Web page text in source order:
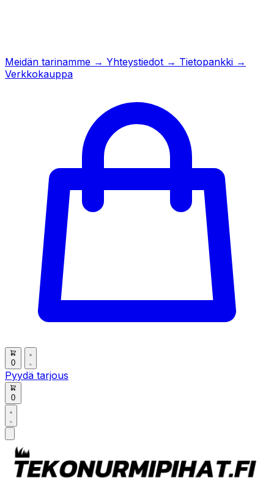
Meidän tarinamme → Yhteystiedot → Tietopankki →
Verkkokauppa
0
Pyydä tarjous
0